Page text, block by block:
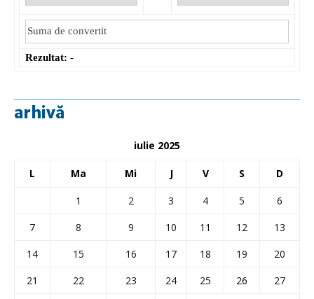
Rezultat: -
arhivă
iulie 2025
L Ma Mi J V S D
1 2 3 4 5
6
7
8 9 10 11 12
13
14
15 16 17 18 19
20
21
22 23 24 25 26
27